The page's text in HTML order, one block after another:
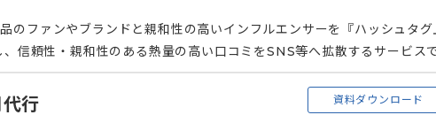
ファンやブランドと親和性の高いインフルエンサーを『ハッシュタグ
信頼性・親和性のある熱量の高い口コミをSNS等へ拡散するサービス
行 資料ダウンロード